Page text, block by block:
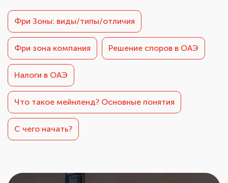
Фри Зоны: виды/типы/отличия
Фри зона компания Решение споров в ОАЭ
Налоги в ОАЭ
Что такое мейнленд? Основные понятия
С чего начать?